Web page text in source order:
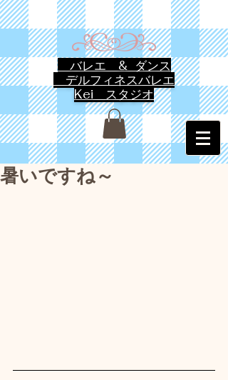
バレエ & ダンス
デルフィネスバレエ
Kei スタジオ
暑いですね～